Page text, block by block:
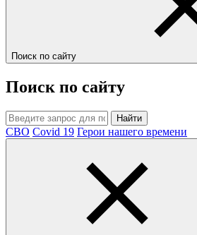
Поиск по сайту
Поиск по сайту
Найти
СВО Covid 19 Герои нашего времени